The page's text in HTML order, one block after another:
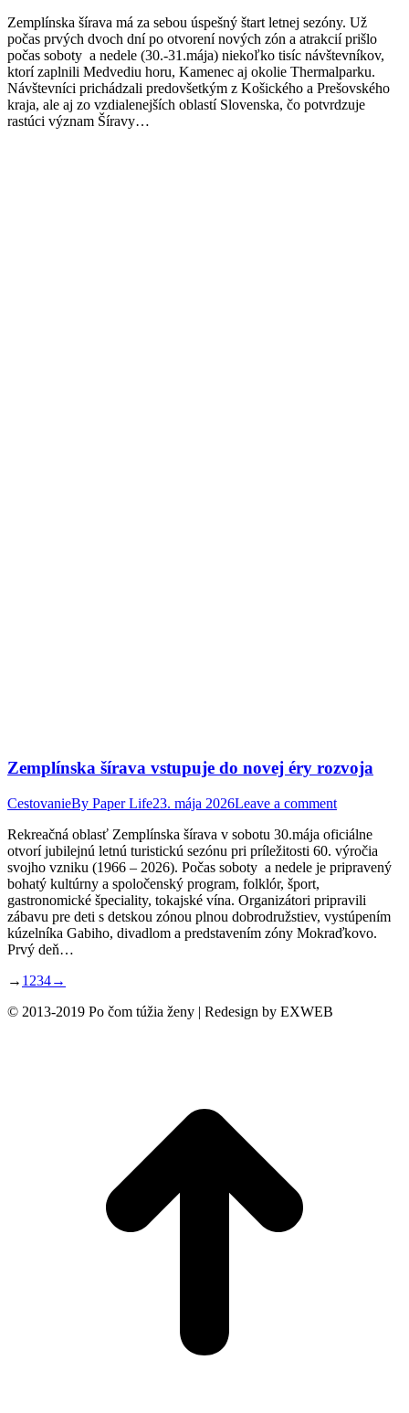
Zemplínska šírava má za sebou úspešný štart letnej sezóny. Už
počas prvých dvoch dní po otvorení nových zón a atrakcií prišlo
počas soboty a nedele (30.-31.mája) niekoľko tisíc návštevníkov,
ktorí zaplnili Medvediu horu, Kamenec aj okolie Thermalparku.
Návštevníci prichádzali predovšetkým z Košického a Prešovského
kraja, ale aj zo vzdialenejších oblastí Slovenska, čo potvrdzuje
rastúci význam Šíravy…
Zemplínska šírava vstupuje do novej éry rozvoja
CestovanieBy Paper Life23. mája 2026Leave a comment
Rekreačná oblasť Zemplínska šírava v sobotu 30.mája oficiálne
otvorí jubilejnú letnú turistickú sezónu pri príležitosti 60. výročia
svojho vzniku (1966 – 2026). Počas soboty a nedele je pripravený
bohatý kultúrny a spoločenský program, folklór, šport,
gastronomické špeciality, tokajské vína. Organizátori pripravili
zábavu pre deti s detskou zónou plnou dobrodružstiev, vystúpením
kúzelníka Gabiho, divadlom a predstavením zóny Mokraďkovo.
Prvý deň…
→ 1 234→
© 2013-2019 Po čom túžia ženy | Redesign by EXWEB